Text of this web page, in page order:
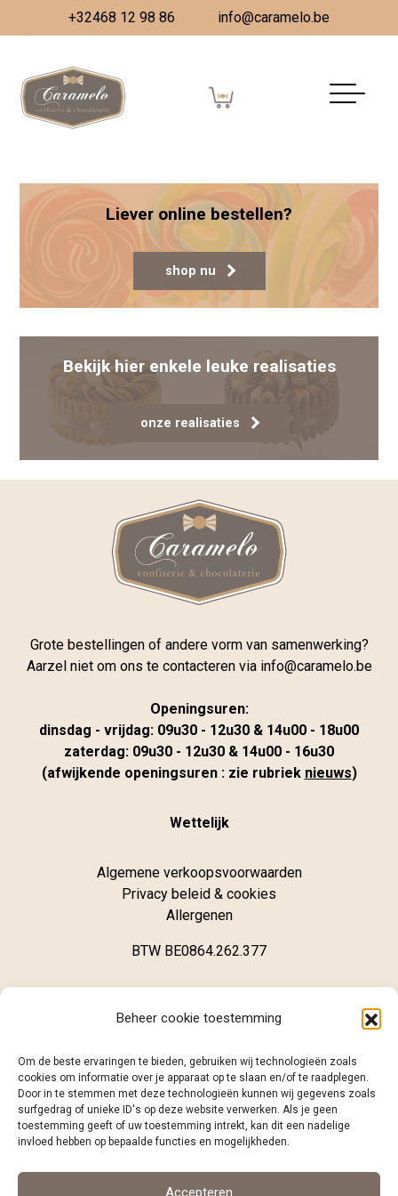
Beheer cookie toestemming
Om de beste ervaringen te bieden, gebruiken wij technologieën zoals
cookies om informatie over je apparaat op te slaan en/of te raadplegen.
Door in te stemmen met deze technologieën kunnen wij gegevens zoals
surfgedrag of unieke ID's op deze website verwerken. Als je geen
toestemming geeft of uw toestemming intrekt, kan dit een nadelige
invloed hebben op bepaalde functies en mogelijkheden.
Accepteren
+32468 12 98 86 info@caramelo.be
Gepubliceerd op 13 maart 2024
(7 maart 2024)
door Vanessa Dombrecht
Liever online bestellen?
shop nu
Bekijk hier enkele leuke realisaties
onze realisaties
Grote bestellingen of andere vorm van samenwerking?
Aarzel niet om ons te contacteren via info@caramelo.be
Openingsuren:
dinsdag - vrijdag: 09u30 - 12u30 & 14u00 - 18u00
zaterdag: 09u30 - 12u30 & 14u00 - 16u30
(afwijkende openingsuren : zie rubriek nieuws)
Wettelijk
Algemene verkoopsvoorwaarden
Privacy beleid & cookies
Allergenen
BTW BE0864.262.377
B-8020 Oostkamp
+32 (0)468 12 98 86
info@caramelo.be
Volg ons